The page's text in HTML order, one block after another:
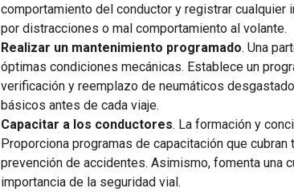
comportamiento del conductor y registrar cualquier
por distracciones o mal comportamiento al volante.
Realizar un mantenimiento programado. Una
óptimas condiciones mecánicas. Establece un
verificación y reemplazo de neumáticos
básicos antes de cada viaje.
Capacitar a los conductores. La formación y
Proporciona programas de capacitación que
prevención de accidentes. Asimismo, fomenta una
importancia de la seguridad vial.